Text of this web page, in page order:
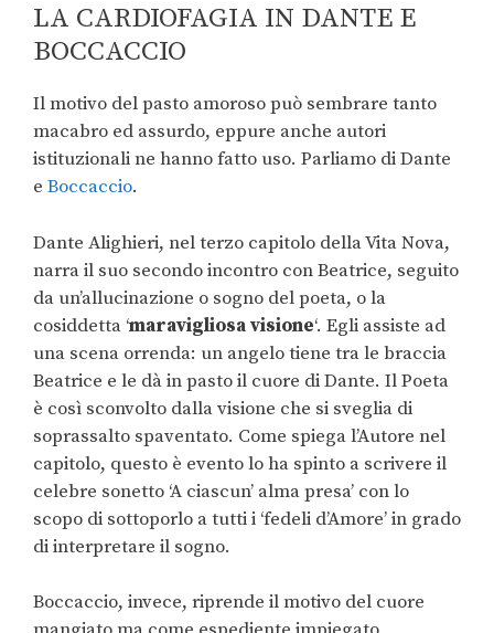
LA CARDIOFAGIA IN DANTE E
BOCCACCIO
Il motivo del pasto amoroso può sembrare tanto
macabro ed assurdo, eppure anche autori
istituzionali ne hanno fatto uso. Parliamo di Dante
e Boccaccio.
Dante Alighieri, nel terzo capitolo della Vita Nova,
narra il suo secondo incontro con Beatrice, seguito
da un’allucinazione o sogno del poeta, o la
cosiddetta ‘maravigliosa visione‘. Egli assiste ad
una scena orrenda: un angelo tiene tra le braccia
Beatrice e le dà in pasto il cuore di Dante. Il Poeta
è così sconvolto dalla visione che si sveglia di
soprassalto spaventato. Come spiega l’Autore nel
capitolo, questo è evento lo ha spinto a scrivere il
celebre sonetto ‘A ciascun’ alma presa’ con lo
scopo di sottoporlo a tutti i ‘fedeli d’Amore’ in grado
di interpretare il sogno.
Boccaccio, invece, riprende il motivo del cuore